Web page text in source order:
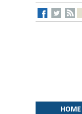
HOME